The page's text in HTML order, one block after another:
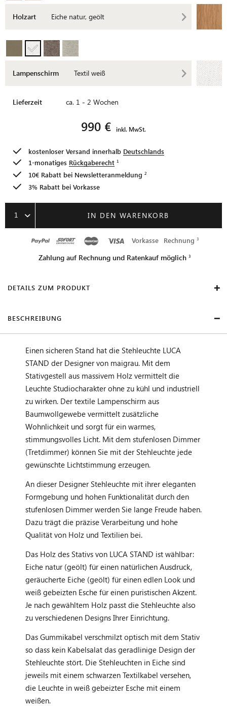
Holzart Eiche natur, geölt
Lampenschirm Textil weiß
Lieferzeit ca. 1 - 2 Wochen
990 € inkl. MwSt.
kostenloser Versand innerhalb Deutschlands
1-monatiges Rückgaberecht
10€ Rabatt bei Newsletteranmeldung
3% Rabatt bei Vorkasse
1 IN DEN WARENKORB
Vorkasse Rechnung
Zahlung auf Rechnung und Ratenkauf möglich
DETAILS ZUM PRODUKT
BESCHREIBUNG
Einen sicheren Stand hat die Stehleuchte LUCA
STAND der Designer von maigrau. Mit dem
Stativgestell aus massivem Holz vermittelt die
Leuchte Studiocharakter ohne zu kühl und industriell
zu wirken. Der textile Lampenschirm aus
Baumwollgewebe vermittelt zusätzliche
Wohnlichkeit und sorgt für ein warmes,
stimmungsvolles Licht. Mit dem stufenlosen Dimmer
(Tretdimmer) können Sie mit der Stehleuchte jede
gewünschte Lichtstimmung erzeugen.
An dieser Designer Stehleuchte mit ihrer eleganten
Formgebung und hohen Funktionalität durch den
stufenlosen Dimmer werden Sie lange Freude haben.
Dazu trägt die präzise Verarbeitung und hohe
Qualität von Holz und Textilien bei.
Das Holz des Stativs von LUCA STAND ist wählbar:
Eiche natur (geölt) für einen natürlichen Ausdruck,
geräucherte Eiche (geölt) für einen edlen Look und
weiß gebeizten Esche für einen puristischen Akzent.
Je nach gewähltem Holz passt die Stehleuchte also
zu verschiedenen Designs Ihrer Einrichtung.
Das Gummikabel verschmilzt optisch mit dem Stativ
so dass kein Kabelsalat das geradlinige Design der
Stehleuchte stört. Die Stehleuchten in Eiche sind
jeweils mit einem schwarzen Textilkabel versehen,
die Leuchte in weiß gebeizter Esche mit einem
weißen.